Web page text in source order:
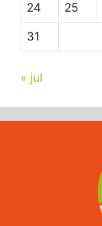
24 25
31
« jul